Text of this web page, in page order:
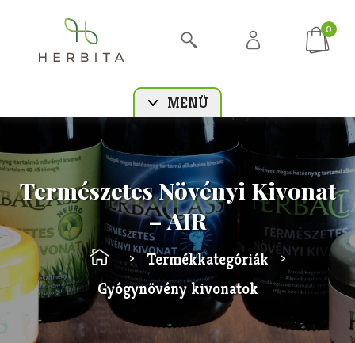
0
MENÜ
Természetes Növényi Kivonat
– AIR
> Termékkategóriák >
Gyógynövény kivonatok